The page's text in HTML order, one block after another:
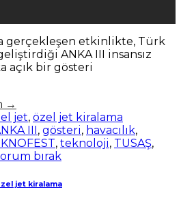
gerçekleşen etkinlikte, Türk
ANKA III insansız
açık bir gösteri
→
jet, özel jet kiralama
III, gösteri, havacılık,
, teknoloji, TUSAŞ,
bırak
jet kiralama